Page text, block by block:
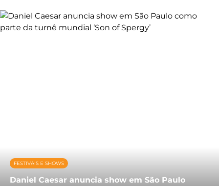
FESTIVAIS E SHOWS
Daniel Caesar anuncia show em São Paulo